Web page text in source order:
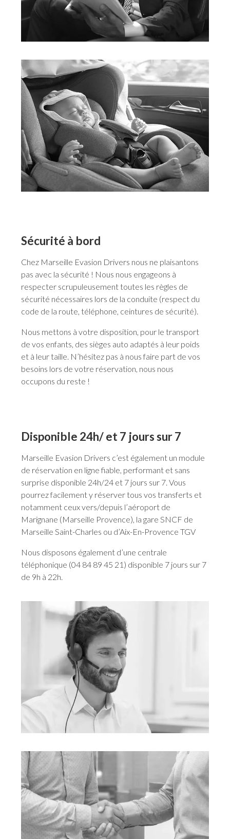
Sécurité à bord
Chez Marseille Evasion Drivers nous ne plaisantons
pas avec la sécurité ! Nous nous engageons à
respecter scrupuleusement toutes les règles de
sécurité nécessaires lors de la conduite (respect du
code de la route, téléphone, ceintures de sécurité).
Nous mettons à votre disposition, pour le transport
de vos enfants, des sièges auto adaptés à leur poids
et à leur taille. N’hésitez pas à nous faire part de vos
besoins lors de votre réservation, nous nous
occupons du reste !
Disponible 24h/ et 7 jours sur 7
Marseille Evasion Drivers c’est également un module
de réservation en ligne fiable, performant et sans
surprise disponible 24h/24 et 7 jours sur 7. Vous
pourrez facilement y réserver tous vos transferts et
notamment ceux vers/depuis l’aéroport de
Marignane (Marseille Provence), la gare SNCF de
Marseille Saint-Charles ou d’Aix-En-Provence TGV
Nous disposons également d’une centrale
téléphonique (04 84 89 45 21) disponible 7 jours sur 7
de 9h à 22h.